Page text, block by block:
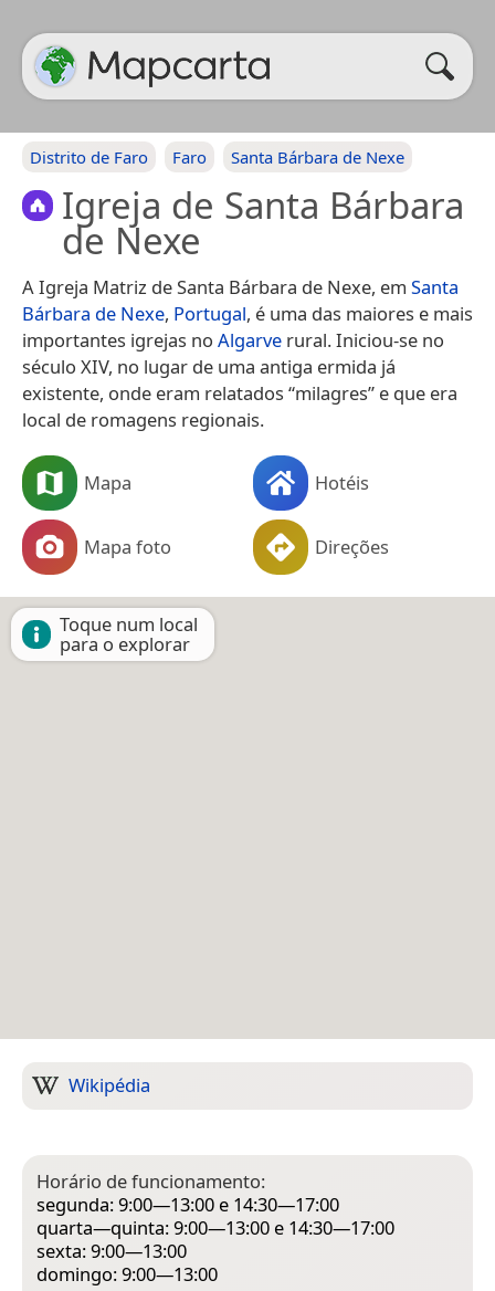
Distrito de Faro Faro Santa Bárbara de Nexe
Igreja de Santa Bárbara
de Nexe
A Igreja Matriz de Santa Bárbara de Nexe, em Santa
Bárbara de Nexe, Portugal, é uma das maiores e mais
importantes igrejas no Algarve rural. Iniciou-se no
século XIV, no lugar de uma antiga ermida já
existente, onde eram relatados “milagres” e que era
local de romagens regionais.
Mapa Hotéis
Mapa foto Direções
Toque num local
para o explorar
Wikipédia
Horário de funcionamento:
segunda: 9:00—13:00 e 14:30—17:00
quarta—quinta: 9:00—13:00 e 14:30—17:00
sexta: 9:00—13:00
domingo: 9:00—13:00